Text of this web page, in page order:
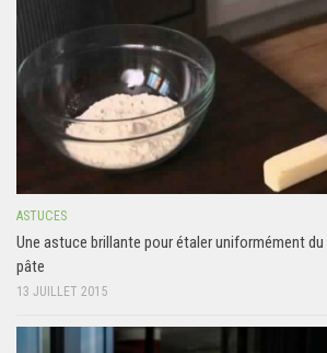
ASTUCES
Une astuce brillante pour étaler uniformément
pâte
13 JUILLET 2015